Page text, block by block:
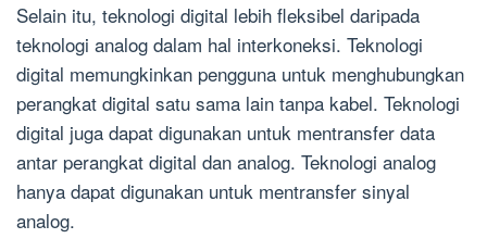
Selain itu, teknologi digital lebih fleksibel daripada
teknologi analog dalam hal interkoneksi. Teknologi
digital memungkinkan pengguna untuk menghubungkan
perangkat digital satu sama lain tanpa kabel. Teknologi
digital juga dapat digunakan untuk mentransfer data
antar perangkat digital dan analog. Teknologi analog
hanya dapat digunakan untuk mentransfer sinyal
analog.